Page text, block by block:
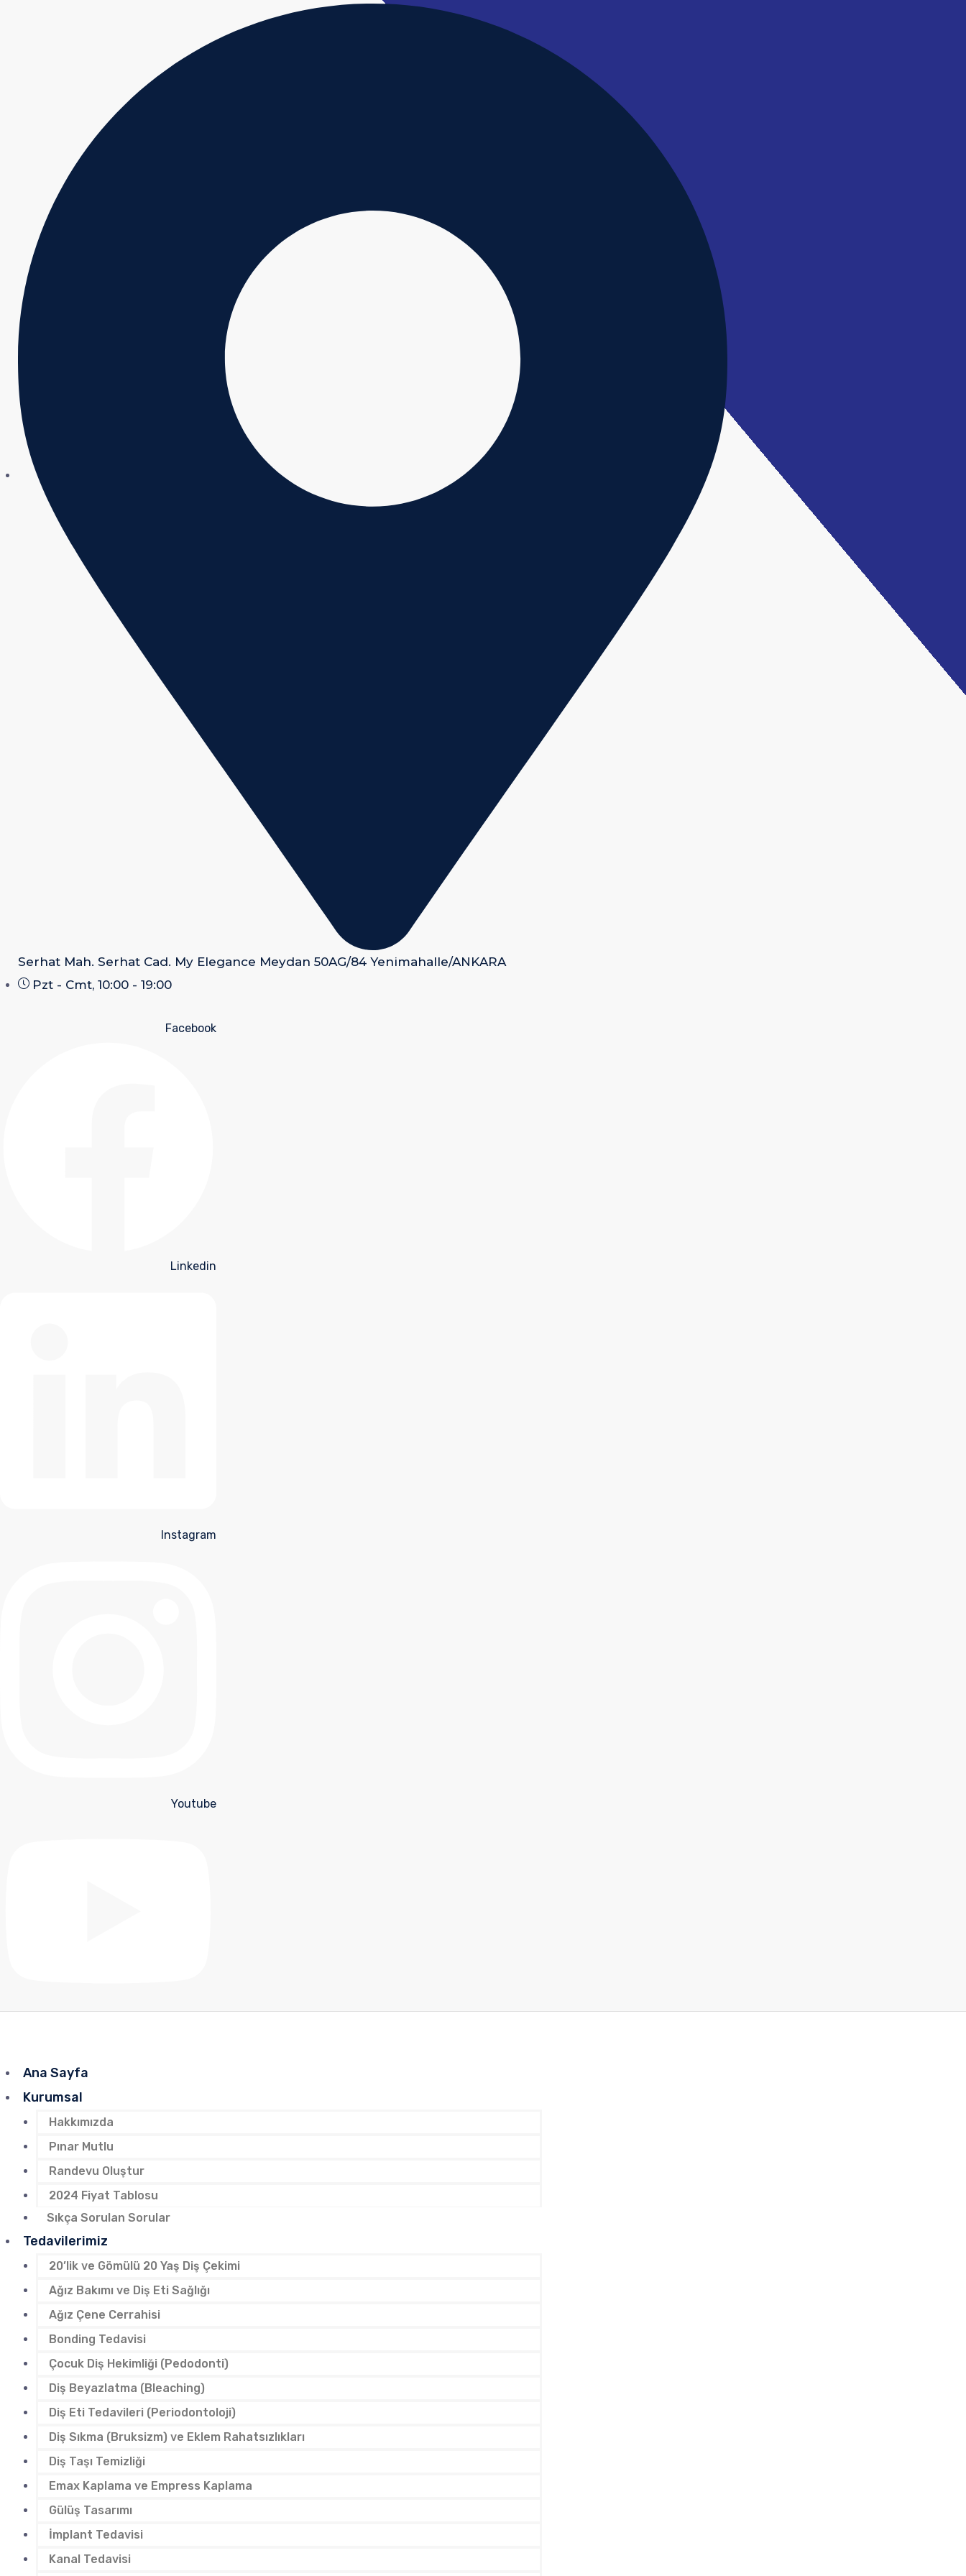
Serhat Mah. Serhat Cad. My Elegance Meydan 50AG/84 Yenimahalle/ANKARA
Pzt - Cmt, 10:00 - 19:00
Facebook
Linkedin
Instagram
Youtube
Ana Sayfa
Kurumsal
Hakkımızda
Pınar Mutlu
Randevu Oluştur
2024 Fiyat Tablosu
Sıkça Sorulan Sorular
Tedavilerimiz
20’lik ve Gömülü 20 Yaş Diş Çekimi
Ağız Bakımı ve Diş Eti Sağlığı
Ağız Çene Cerrahisi
Bonding Tedavisi
Çocuk Diş Hekimliği (Pedodonti)
Diş Beyazlatma (Bleaching)
Diş Eti Tedavileri (Periodontoloji)
Diş Sıkma (Bruksizm) ve Eklem Rahatsızlıkları
Diş Taşı Temizliği
Emax Kaplama ve Empress Kaplama
Gülüş Tasarımı
İmplant Tedavisi
Kanal Tedavisi